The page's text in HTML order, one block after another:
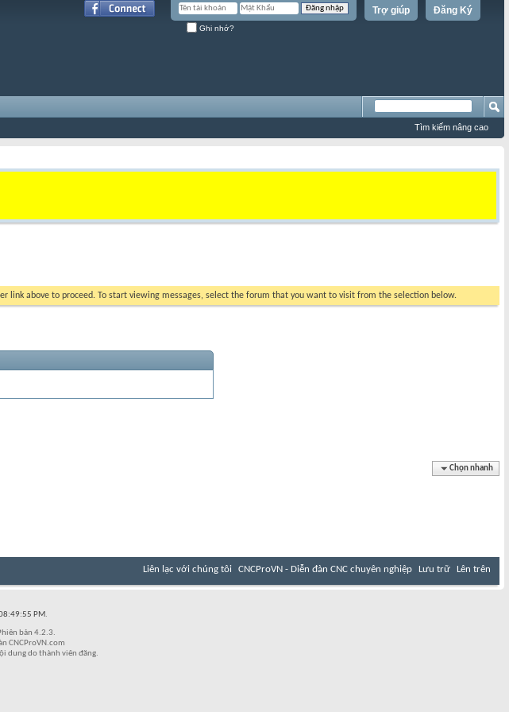
Đăng Ký
Trợ giúp
Ghi nhớ?
Tìm kiếm nâng cao
link above to proceed. To start viewing messages, select the forum that you want to visit from the selection below.
Chọn nhanh
Liên lạc với chúng tôi CNCProVN - Diễn đàn CNC chuyên nghiệp Lưu trữ Lên trên
PM.
bản 4.2.3.
CNCProVN.com
dung do thành viên đăng.